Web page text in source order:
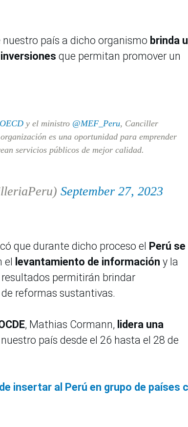
país a dicho organismo brinda
que permitan promover un
y el ministro @MEF_Peru, Canciller
es una oportunidad para emprender
servicios públicos de mejor calidad.
September 27, 2023
que durante dicho proceso el Perú se
el levantamiento de información y la
permitirán brindar
reformas sustantivas.
, Mathias Cormann, lidera una
país desde el 26 hasta el 28 de
insertar al Perú en grupo de países